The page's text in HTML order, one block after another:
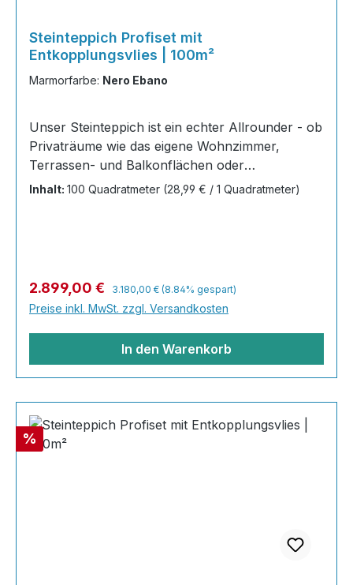
Steinteppich Profiset mit
Entkopplungsvlies | 100m²
Marmorfarbe: Nero Ebano
Unser Steinteppich ist ein echter Allrounder - ob
Privaträume wie das eigene Wohnzimmer,
Terrassen- und Balkonflächen oder
Gewerbeobjekte und Austellungsräume; unsere
und einfach zu verlegen. Stöbern Sie in unserem
Shop nach Ihrer Lieblingsfarbe und legen Sie
gleich los! Inhalt 40x25kg Marmorsteine 20 kg
Grundierung AT-EG 30 80
Inhalt: 100 Quadratmeter (28,99 € / 1 Quadratmeter)
Verkaufspreis:
2.899,00 € Regulärer Preis:
3.180,00 € (8.84% gespart)
Preise inkl. MwSt. zzgl. Versandkosten
In den Warenkorb
Rabatt
%